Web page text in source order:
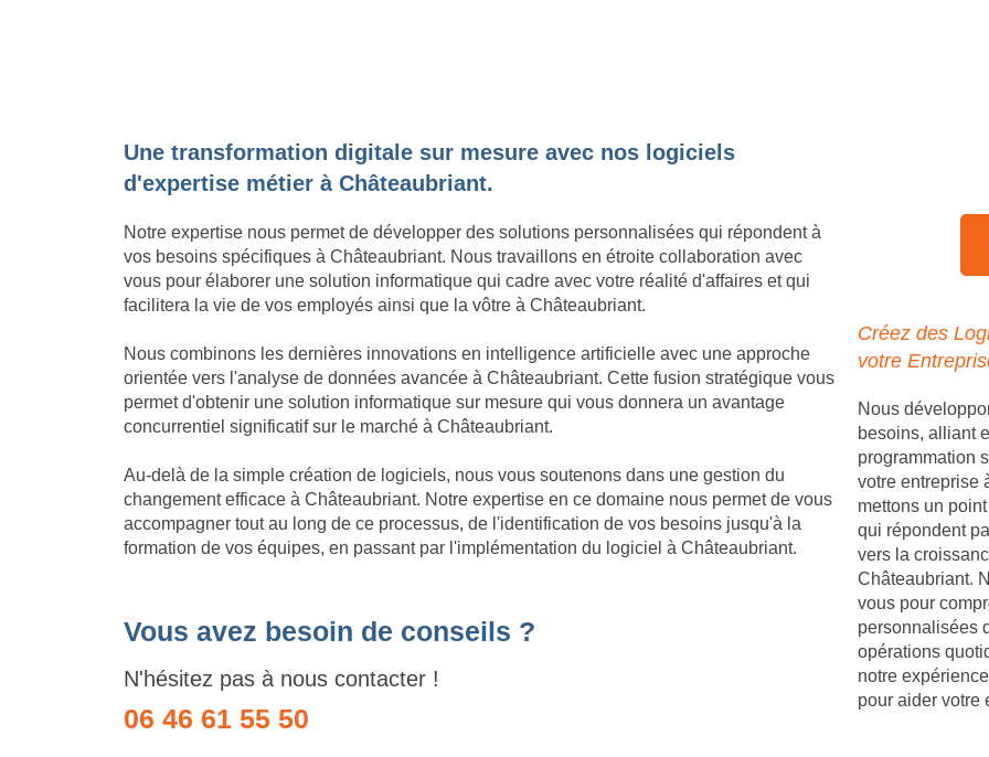
Une transformation digitale sur mesure avec nos logiciels
d'expertise métier à Châteaubriant.
Notre expertise nous permet de développer des solutions personnalisées qui répondent à
vos besoins spécifiques à Châteaubriant. Nous travaillons en étroite collaboration avec
vous pour élaborer une solution informatique qui cadre avec votre réalité d'affaires et qui
facilitera la vie de vos employés ainsi que la vôtre à Châteaubriant.
Nous combinons les dernières innovations en intelligence artificielle avec une approche
orientée vers l'analyse de données avancée à Châteaubriant. Cette fusion stratégique vous
permet d'obtenir une solution informatique sur mesure qui vous donnera un avantage
concurrentiel significatif sur le marché à Châteaubriant.
Au-delà de la simple création de logiciels, nous vous soutenons dans une gestion du
changement efficace à Châteaubriant. Notre expertise en ce domaine nous permet de vous
accompagner tout au long de ce processus, de l'identification de vos besoins jusqu'à la
formation de vos équipes, en passant par l'implémentation du logiciel à Châteaubriant.
Vous avez besoin de conseils ?
N'hésitez pas à nous contacter !
06 46 61 55 50
Créez des
votre
Nous
besoins, alliant
programmation
votre entreprise
mettons un
qui répondent
vers la
Châteaubriant.
vous pour
personnalisées
opérations
notre
pour aider votre